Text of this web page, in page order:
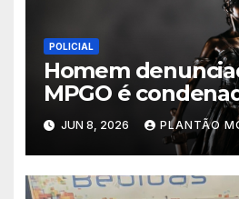
POLICIAL
Homem
MPGO é
de 43 anos de
de feminicídio da
companheira em
Novas
JUN 8, 2026 PLANTÃO